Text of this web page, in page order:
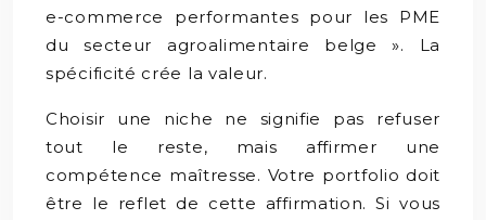
e-commerce performantes pour les PME
du secteur agroalimentaire belge ». La
spécificité crée la valeur.
Choisir une niche ne signifie pas refuser
tout le reste, mais affirmer une
compétence maîtresse. Votre portfolio doit
être le reflet de cette affirmation. Si vous